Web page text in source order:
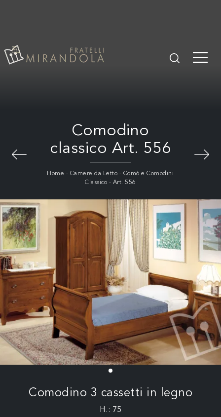
Comodino
classico Art. 556
Home - Camere da Letto - Comò e Comodini
Classico - Art. 556
Comodino 3 cassetti in legno
H.: 75